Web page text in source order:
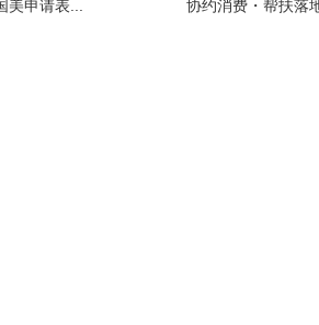
申请表... 协约消费・帮扶落